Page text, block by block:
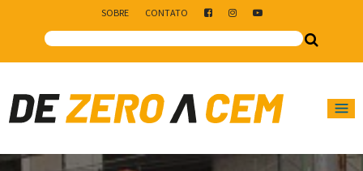
SOBRE CONTATO
Main Navigation